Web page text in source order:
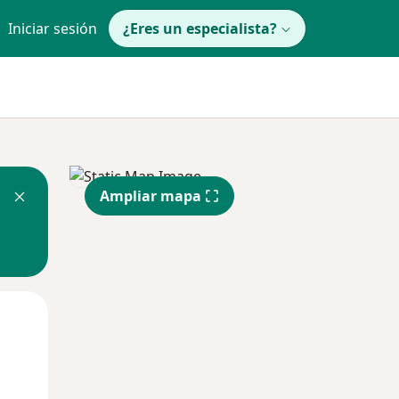
Iniciar sesión ¿Eres un especialista?
Ampliar mapa